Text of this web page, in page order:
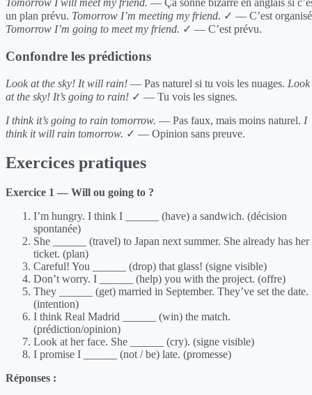
Tomorrow I will meet my friend. — Ça sonne bizarre en anglais si
un plan prévu. Tomorrow I’m meeting my friend. ✓ — C’est
Tomorrow I’m going to meet my friend. ✓ — C’est prévu.
Confondre les prédictions
Look at the sky! It will rain! — Pas naturel si tu vois les nuages. Look
at the sky! It’s going to rain! ✓ — Tu vois les signes.
I think it’s going to rain tomorrow. — Pas faux, mais moins naturel. I
think it will rain tomorrow. ✓ — Opinion sans preuve.
Exercices pratiques
Exercice 1 — Will ou going to ?
I’m hungry. I think I ______ (have) a sandwich. (décision
spontanée)
She ______ (travel) to Japan next summer. She already has her
ticket. (plan)
Careful! You ______ (drop) that glass! (signe visible)
Don’t worry. I ______ (help) you with the project. (offre)
They ______ (get) married in September. They’ve set the date.
(intention)
I think Real Madrid ______ (win) the match.
(prédiction/opinion)
Look at her face. She ______ (cry). (signe visible)
I promise I ______ (not / be) late. (promesse)
Réponses :